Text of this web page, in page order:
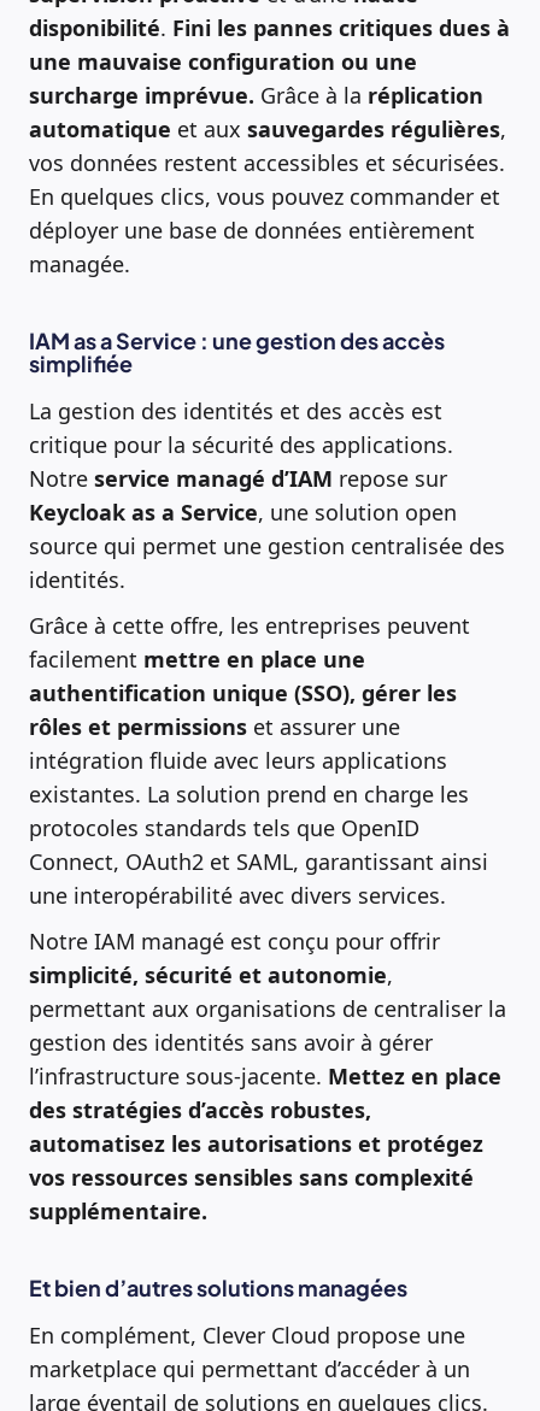
disponibilité. Fini les pannes critiques dues à
une mauvaise configuration ou une
surcharge imprévue. Grâce à la réplication
automatique et aux sauvegardes régulières,
vos données restent accessibles et sécurisées.
En quelques clics, vous pouvez commander et
déployer une base de données entièrement
managée.
IAM as a Service : une gestion des accès
simplifiée
La gestion des identités et des accès est
critique pour la sécurité des applications.
Notre service managé d’IAM repose sur
Keycloak as a Service, une solution open
source qui permet une gestion centralisée des
identités.
Grâce à cette offre, les entreprises peuvent
facilement mettre en place une
authentification unique (SSO), gérer les
rôles et permissions et assurer une
intégration fluide avec leurs applications
existantes. La solution prend en charge les
protocoles standards tels que OpenID
Connect, OAuth2 et SAML, garantissant ainsi
une interopérabilité avec divers services.
Notre IAM managé est conçu pour offrir
simplicité, sécurité et autonomie,
permettant aux organisations de centraliser la
gestion des identités sans avoir à gérer
l’infrastructure sous-jacente. Mettez en place
des stratégies d’accès robustes,
automatisez les autorisations et protégez
vos ressources sensibles sans complexité
supplémentaire.
Et bien d’autres solutions managées
En complément, Clever Cloud propose une
marketplace qui permettant d’accéder à un
large éventail de solutions en quelques clics.